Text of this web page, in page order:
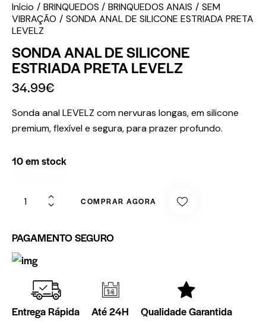
Início BRINQUEDOS BRINQUEDOS ANAIS
SEM
VIBRAÇÃO
SONDA ANAL DE SILICONE ESTRIADA PRETA
LEVELZ
SONDA ANAL DE SILICONE
ESTRIADA PRETA LEVELZ
34.99€
Sonda anal LEVELZ com nervuras longas, em silicone
premium, flexível e segura, para prazer profundo.
10 em stock
COMPRAR AGORA
PAGAMENTO SEGURO
Entrega Rápida Até 24H Qualidade Garantida